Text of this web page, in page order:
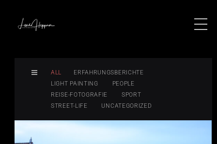
ALL
ERFAHRUNGSBERICHTE
LIGHT PAINTING
PEOPLE
REISE-FOTOGRAFIE
SPORT
STREET-LIFE
UNCATEGORIZED